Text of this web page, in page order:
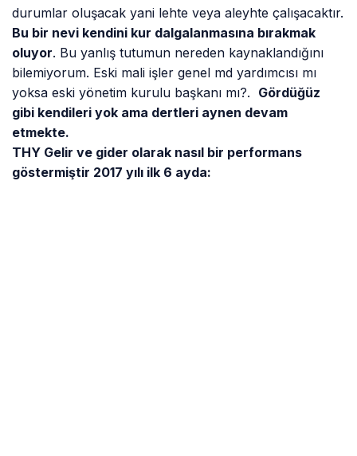
durumlar oluşacak yani lehte veya aleyhte çalışacaktır.
Bu bir nevi kendini kur dalgalanmasına bırakmak
oluyor. Bu yanlış tutumun nereden kaynaklandığını
bilemiyorum. Eski mali işler genel md yardımcısı mı
yoksa eski yönetim kurulu başkanı mı?. Gördüğüz
gibi kendileri yok ama dertleri aynen devam
etmekte.
THY Gelir ve gider olarak nasıl bir performans
göstermiştir 2017 yılı ilk 6 ayda: